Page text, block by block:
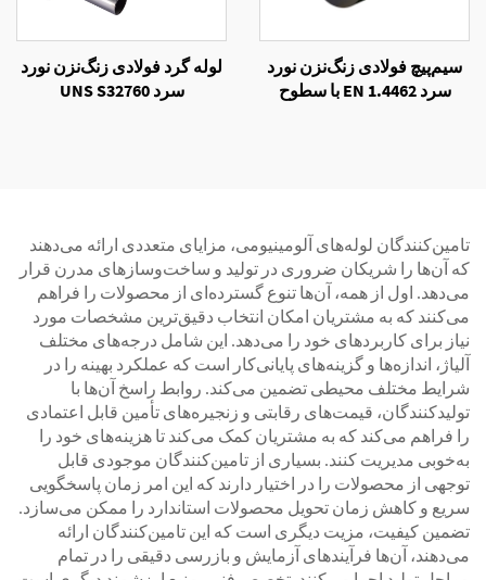
سیم‌پیچ فولادی زنگ‌نزن نورد
سرد EN 1.4462 با سطوح
لوله گرد فولادی زنگ‌نزن نورد
سرد UNS S32760
تامین‌کنندگان لوله‌های آلومینیومی، مزایای متعددی ارائه می‌دهند
که آن‌ها را شریکان ضروری در تولید و ساخت‌وسازهای مدرن قرار
می‌دهد. اول از همه، آن‌ها تنوع گسترده‌ای از محصولات را فراهم
می‌کنند که به مشتریان امکان انتخاب دقیق‌ترین مشخصات مورد
نیاز برای کاربردهای خود را می‌دهد. این شامل درجه‌های مختلف
آلیاژ، اندازه‌ها و گزینه‌های پایانی‌کار است که عملکرد بهینه را در
شرایط مختلف محیطی تضمین می‌کند. روابط راسخ آن‌ها با
تولیدکنندگان، قیمت‌های رقابتی و زنجیره‌های تأمین قابل اعتمادی
را فراهم می‌کند که به مشتریان کمک می‌کند تا هزینه‌های خود را
به‌خوبی مدیریت کنند. بسیاری از تامین‌کنندگان موجودی قابل
توجهی از محصولات را در اختیار دارند که این امر زمان پاسخگویی
سریع و کاهش زمان تحویل محصولات استاندارد را ممکن می‌سازد.
تضمین کیفیت، مزیت دیگری است که این تامین‌کنندگان ارائه
می‌دهند، آن‌ها فرآیندهای آزمایش و بازرسی دقیقی را در تمام